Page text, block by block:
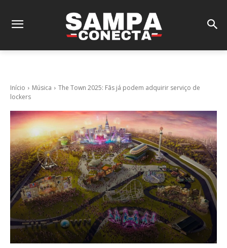
Início Música
The Town 2025: Fãs já podem adquirir serviço de
lockers